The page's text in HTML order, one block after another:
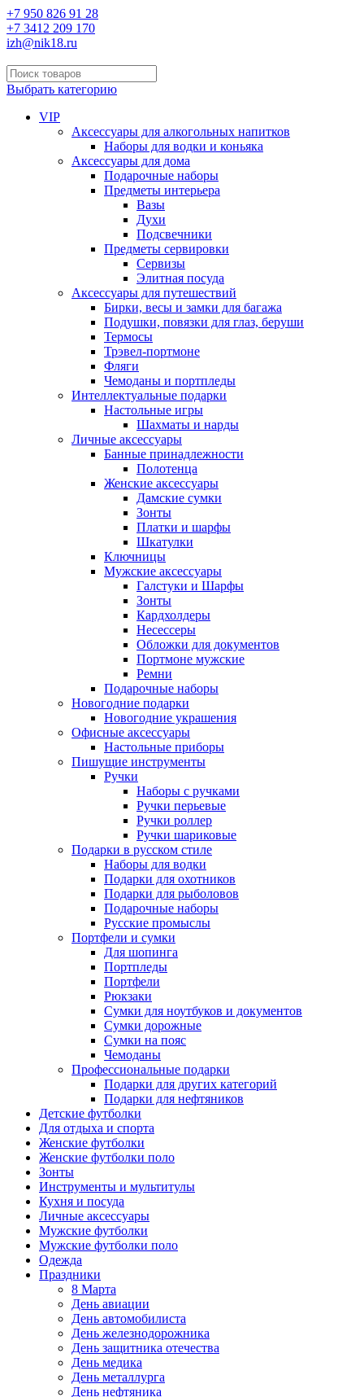
+7 950 826 91 28
+7 3412 209 170
izh@nik18.ru
Выбрать категорию
VIP
Аксессуары для алкогольных напитков
Наборы для водки и коньяка
Аксессуары для дома
Подарочные наборы
Предметы интерьера
Вазы
Духи
Подсвечники
Предметы сервировки
Сервизы
Элитная посуда
Аксессуары для путешествий
Бирки, весы и замки для багажа
Подушки, повязки для глаз, беруши
Термосы
Трэвел-портмоне
Фляги
Чемоданы и портпледы
Интеллектуальные подарки
Настольные игры
Шахматы и нарды
Личные аксессуары
Банные принадлежности
Полотенца
Женские аксессуары
Дамские сумки
Зонты
Платки и шарфы
Шкатулки
Ключницы
Мужские аксессуары
Галстуки и Шарфы
Зонты
Кардхолдеры
Несессеры
Обложки для документов
Портмоне мужские
Ремни
Подарочные наборы
Новогодние подарки
Новогодние украшения
Офисные аксессуары
Настольные приборы
Пишущие инструменты
Ручки
Наборы с ручками
Ручки перьевые
Ручки роллер
Ручки шариковые
Подарки в русском стиле
Наборы для водки
Подарки для охотников
Подарки для рыболовов
Подарочные наборы
Русские промыслы
Портфели и сумки
Для шопинга
Портпледы
Портфели
Рюкзаки
Сумки для ноутбуков и документов
Сумки дорожные
Сумки на пояс
Чемоданы
Профессиональные подарки
Подарки для других категорий
Подарки для нефтяников
Детские футболки
Для отдыха и спорта
Женские футболки
Женские футболки поло
Зонты
Инструменты и мультитулы
Кухня и посуда
Личные аксессуары
Мужские футболки
Мужские футболки поло
Одежда
Праздники
8 Марта
День авиации
День автомобилиста
День железнодорожника
День защитника отечества
День медика
День металлурга
День нефтяника